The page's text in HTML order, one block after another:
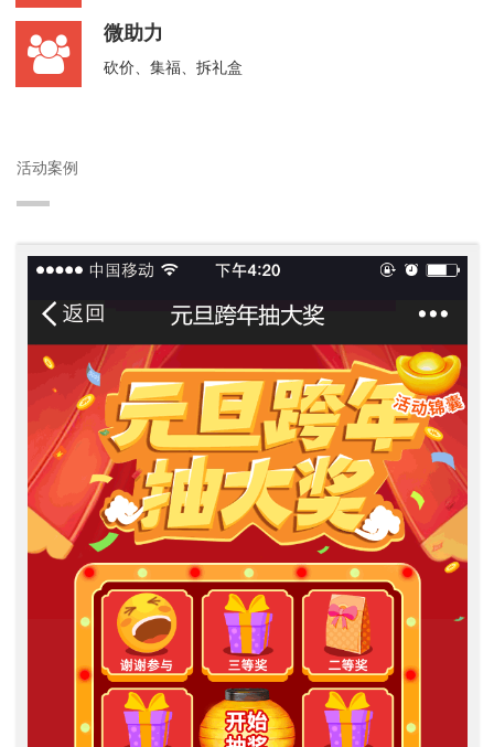
微助力
砍价、集福、拆礼盒
活动案例